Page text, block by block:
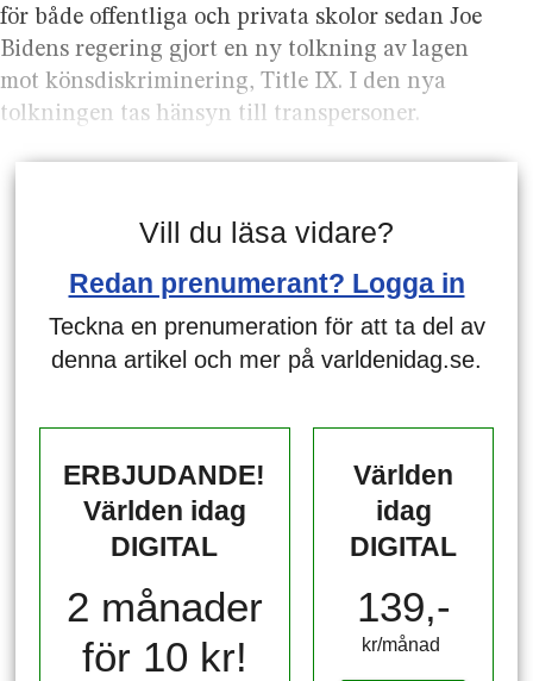
för både offentliga och privata skolor sedan Joe
Bidens regering gjort en ny tolkning av lagen
mot könsdiskriminering, Title IX. I den nya
tolkningen tas hänsyn till transpersoner.
Vill du läsa vidare?
Redan prenumerant? Logga in
Teckna en prenumeration för att ta del av
denna artikel och mer på varldenidag.se.
ERBJUDANDE!
Världen idag
DIGITAL
2 månader
för 10 kr!
Världen
idag
DIGITAL
139,-
kr/månad ​​​​​​